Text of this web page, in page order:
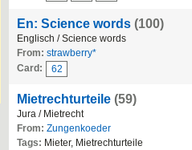
En: Science words (100)
Englisch / Science words
From: strawberry*
Card:
62
Mietrechturteile (59)
Jura / Mietrecht
From: Zungenkoeder
Tags: Mieter, Mietrechturteile